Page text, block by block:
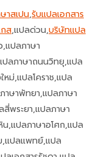
าสเปน,รับแปลเอกสาร
ส,แปลด่วน,บริษัทแปล
,แปลภาษา
ลภาษาถนนวิทยุ,แปล
ม่,แปลโคราช,แปล
ษาพัทยา,แปลภาษา
พระยา,แปลภาษา
,แปลภาษาอโศก,แปล
แปลแพทย์,แปล